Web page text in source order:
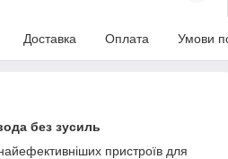
Доставка Оплата Умови
без зусиль
пристроїв для